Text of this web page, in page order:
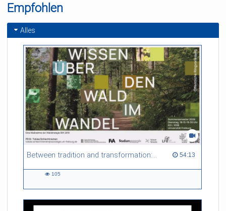
Empfohlen
Alles
Between tradition and transformation: how owners, advisers and institutions co-create knowledge for resilient forests in Europe 54:13
54:13 duration
105